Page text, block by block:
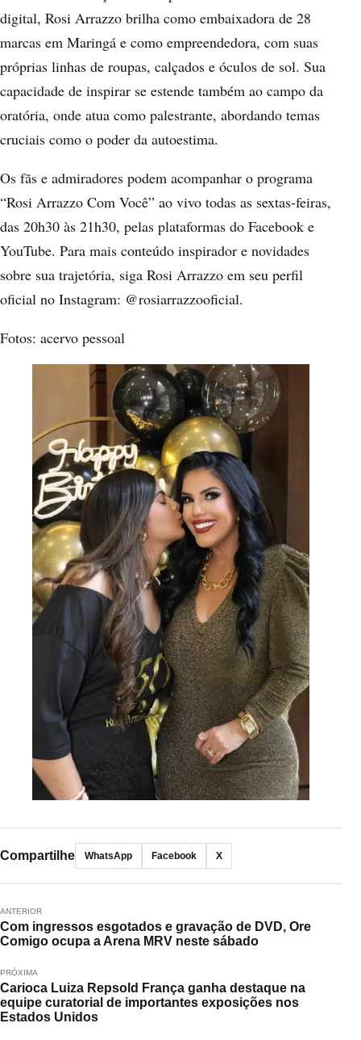
digital, Rosi Arrazzo brilha como embaixadora de 28
marcas em Maringá e como empreendedora, com suas
próprias linhas de roupas, calçados e óculos de sol. Sua
capacidade de inspirar se estende também ao campo da
oratória, onde atua como palestrante, abordando temas
cruciais como o poder da autoestima.
Os fãs e admiradores podem acompanhar o programa
“Rosi Arrazzo Com Você” ao vivo todas as sextas-feiras,
das 20h30 às 21h30, pelas plataformas do Facebook e
YouTube. Para mais conteúdo inspirador e novidades
sobre sua trajetória, siga Rosi Arrazzo em seu perfil
oficial no Instagram: @rosiarrazzooficial.
Fotos: acervo pessoal
Compartilhe WhatsApp Facebook X
ANTERIOR
Com ingressos esgotados e gravação de DVD, Ore
Comigo ocupa a Arena MRV neste sábado
PRÓXIMA
Carioca Luiza Repsold França ganha destaque na
equipe curatorial de importantes exposições nos
Estados Unidos